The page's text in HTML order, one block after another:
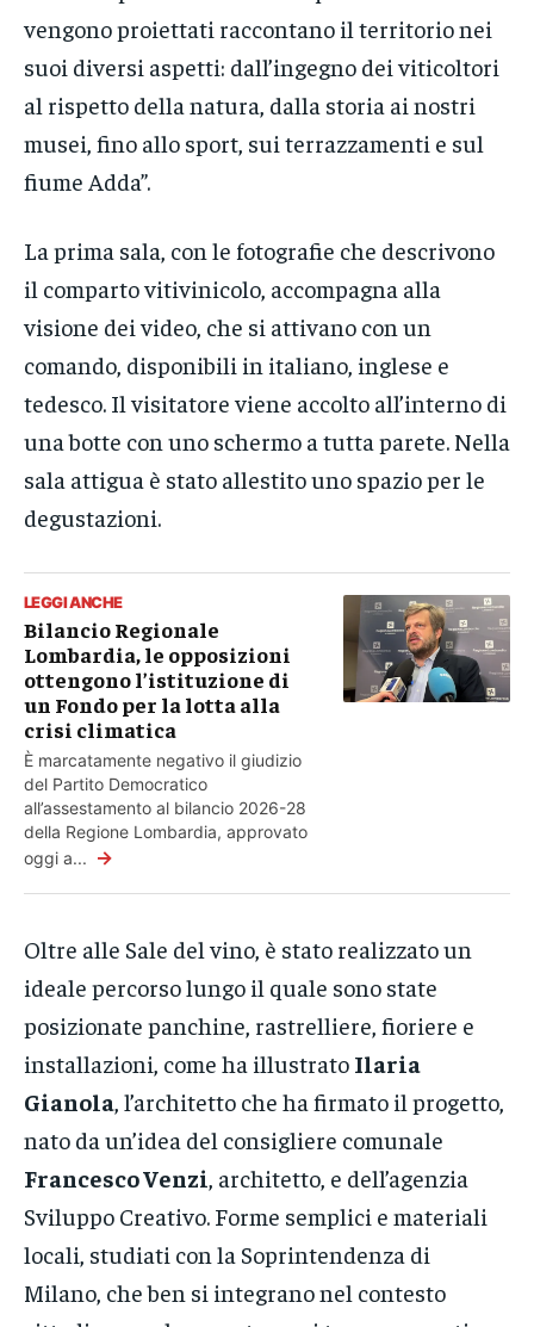
vengono proiettati raccontano il territorio nei
suoi diversi aspetti: dall’ingegno dei viticoltori
al rispetto della natura, dalla storia ai nostri
musei, fino allo sport, sui terrazzamenti e sul
fiume Adda”.
La prima sala, con le fotografie che descrivono
il comparto vitivinicolo, accompagna alla
visione dei video, che si attivano con un
comando, disponibili in italiano, inglese e
tedesco. Il visitatore viene accolto all’interno di
una botte con uno schermo a tutta parete. Nella
sala attigua è stato allestito uno spazio per le
degustazioni.
LEGGI ANCHE
Bilancio Regionale
Lombardia, le opposizioni
ottengono l’istituzione di
un Fondo per la lotta alla
crisi climatica
È marcatamente negativo il giudizio
del Partito Democratico
all’assestamento al bilancio 2026-28
della Regione Lombardia, approvato
oggi a... →
Oltre alle Sale del vino, è stato realizzato un
ideale percorso lungo il quale sono state
posizionate panchine, rastrelliere, fioriere e
installazioni, come ha illustrato Ilaria
Gianola, l’architetto che ha firmato il progetto,
nato da un’idea del consigliere comunale
Francesco Venzi, architetto, e dell’agenzia
Sviluppo Creativo. Forme semplici e materiali
locali, studiati con la Soprintendenza di
Milano, che ben si integrano nel contesto